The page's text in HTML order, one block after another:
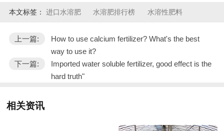
本文标签： 进口水溶肥 水溶肥排行榜 水溶性肥料
上一篇:
How to use calcium fertilizer? What's the best
way to use it?
下一篇:
Imported water soluble fertilizer, good effect is the
hard truth"
相关资讯